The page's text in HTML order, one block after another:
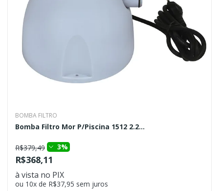
BOMBA FILTRO
Bomba Filtro Mor P/Piscina 1512 2.2...
R$379,49 3%
R$368,11
à vista no PIX
ou 10x de R$37,95 sem juros